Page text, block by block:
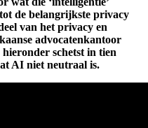
de belangrijkste privacy
van het privacy en
advocatenkantoor
schetst in tien
AI niet neutraal is.